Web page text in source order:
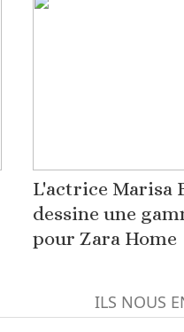
L'actrice Marisa
dessine une
pour Zara Home
ILS NOUS